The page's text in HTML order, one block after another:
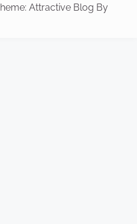
Attractive Blog By